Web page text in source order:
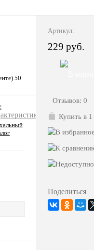
50
Артикул:
229 руб.
Отзывов: 0
Купить в 1
Поделиться